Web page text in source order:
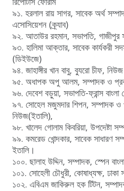
৯১. হরলাল রায় সাগর, সাবেক অর্থ
এসোসিয়েশন (ক্র্যাব)
৯২. আতাউর রহমান, সভাপতি, গাজীপুর
৯৩. হালিমা আক্তার, সাবেক কার্যকরী
(ডিইউজে)
৯৪. জাহাঙ্গীর খান বাবু, ব্যুরো চীফ, নিউজ
৯৫. অধাপক অপু আলম, সম্পাদক ও
৯৬. দেবেশ বড়ুয়া, সভাপতি-ফ্রান্স বাংলা
৯৭. সোহেল মজুমদার শিপন, সম্পাদক ও
নিউজ(ইতালি),
৯৮. খালেদ গোলাম কিবরিয়া, উপদেষ্টা
৯৯. কমরেড খোন্দকার, সাবেক সাধারণ
ইতালি।
১০০. ছালাহ উদ্দিন, সম্পাদক, স্পেন
১০১. সোহেলী চৌধুরী, কোষাধ্যক্ষ, ঢাকা
১০২. এবিএম জাকিরুল হক টিটন,